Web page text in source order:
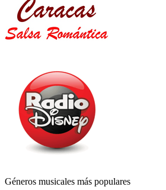
Géneros musicales más populares